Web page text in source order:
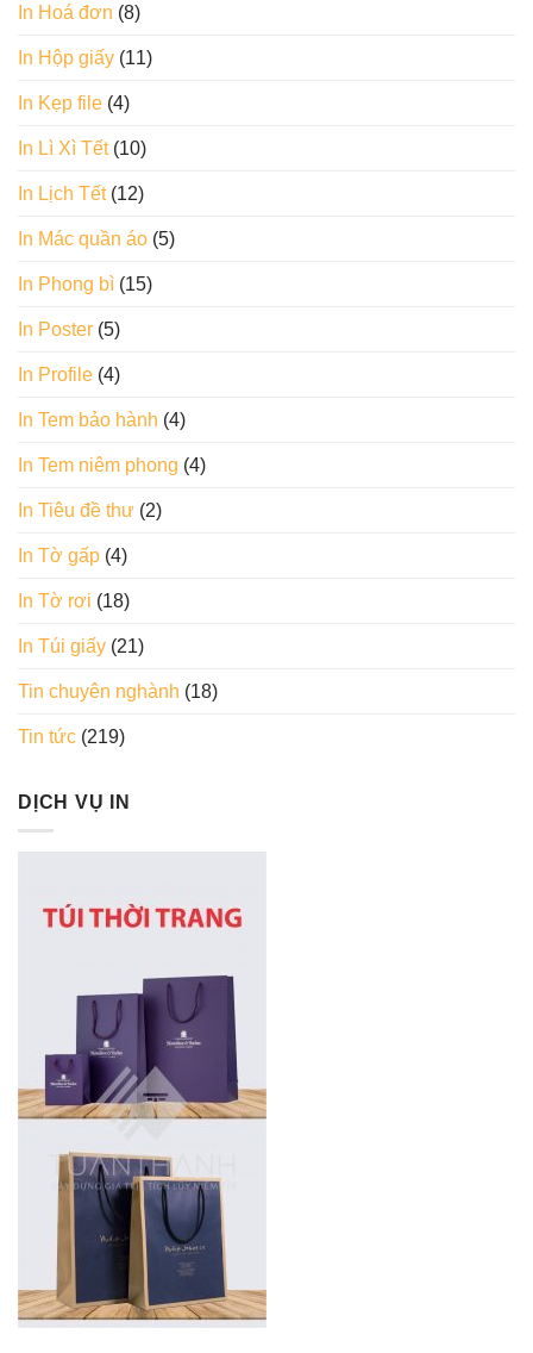
In Hoá đơn (8)
In Hộp giấy (11)
In Kẹp file (4)
In Lì Xì Tết(10)
In Lịch Tết(12)
In Mác quần áo (5)
In Phong bì (15)
In Poster (5)
In Profile (4)
In Tem bảo hành (4)
In Tem niêm phong (4)
In Tiêu đề thư (2)
In Tờ gấp (4)
In Tờ rơi (18)
In Túi giấy (21)
Tin chuyên nghành (18)
Tin tức (219)
DỊCH VỤ IN